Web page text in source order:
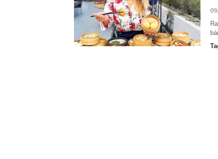
06:52
TikToker
06:50
Hà Nội giao
06:49
Nam thanh
16h chiều:
Hành động